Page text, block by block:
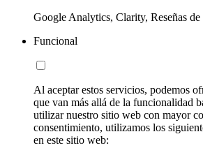
Google Analytics, Clarity, Reseñas
Funcional
Al aceptar estos servicios, podemos
que van más allá de la funcionalidad
utilizar nuestro sitio web con mayor
consentimiento, utilizamos los
en este sitio web: